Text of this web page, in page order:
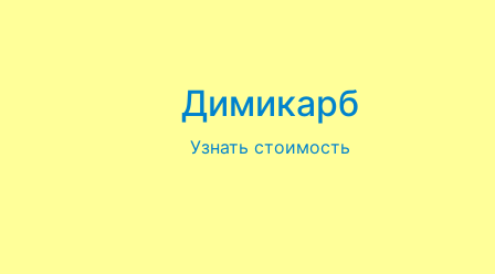
Димикарб
Узнать стоимость